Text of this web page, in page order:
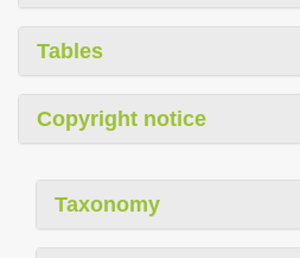
Tables
Copyright notice
Taxonomy